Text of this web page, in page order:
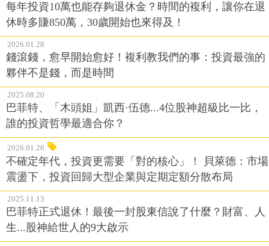
每年投資10萬也能存夠退休金？時間的複利，讓你在退
休時多賺850萬，30歲開始也來得及！
2026.01.28
錢滾錢，愈早開始愈好！複利教我們的事：投資最強的
夥伴不是錢，而是時間
2025.08.20
巴菲特、「木頭姐」凱西·伍德...4位股神超級比一比，
誰的投資哲學最適合你？
2026.01.26
不確定年代，投資更需要「對的核心」！ 貝萊德：市場
震盪下，投資回歸大型企業與定期定額分散布局
2025.11.13
巴菲特正式退休！最後一封股東信說了什麼？財富、人
生...股神給世人的9大啟示